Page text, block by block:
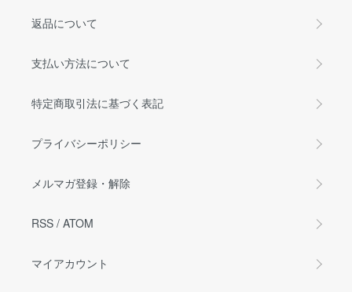
返品について
支払い方法について
特定商取引法に基づく表記
プライバシーポリシー
メルマガ登録・解除
RSS / ATOM
マイアカウント